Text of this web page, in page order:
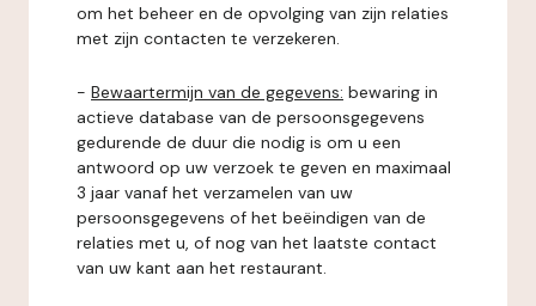
om het beheer en de opvolging van zijn relaties
met zijn contacten te verzekeren.
- Bewaartermijn van de gegevens: bewaring in
actieve database van de persoonsgegevens
gedurende de duur die nodig is om u een
antwoord op uw verzoek te geven en maximaal
3 jaar vanaf het verzamelen van uw
persoonsgegevens of het beëindigen van de
relaties met u, of nog van het laatste contact
van uw kant aan het restaurant.